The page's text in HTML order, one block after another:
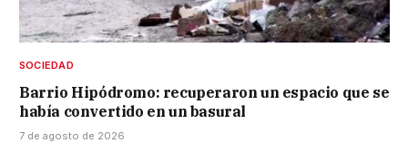
SOCIEDAD
Barrio Hipódromo: recuperaron un espacio que se
había convertido en un basural
7 de agosto de 2026